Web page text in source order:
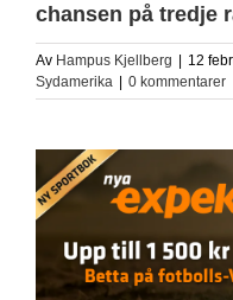
chansen på tredje
Av Hampus Kjellberg | 12
Sydamerika | 0 kommentarer